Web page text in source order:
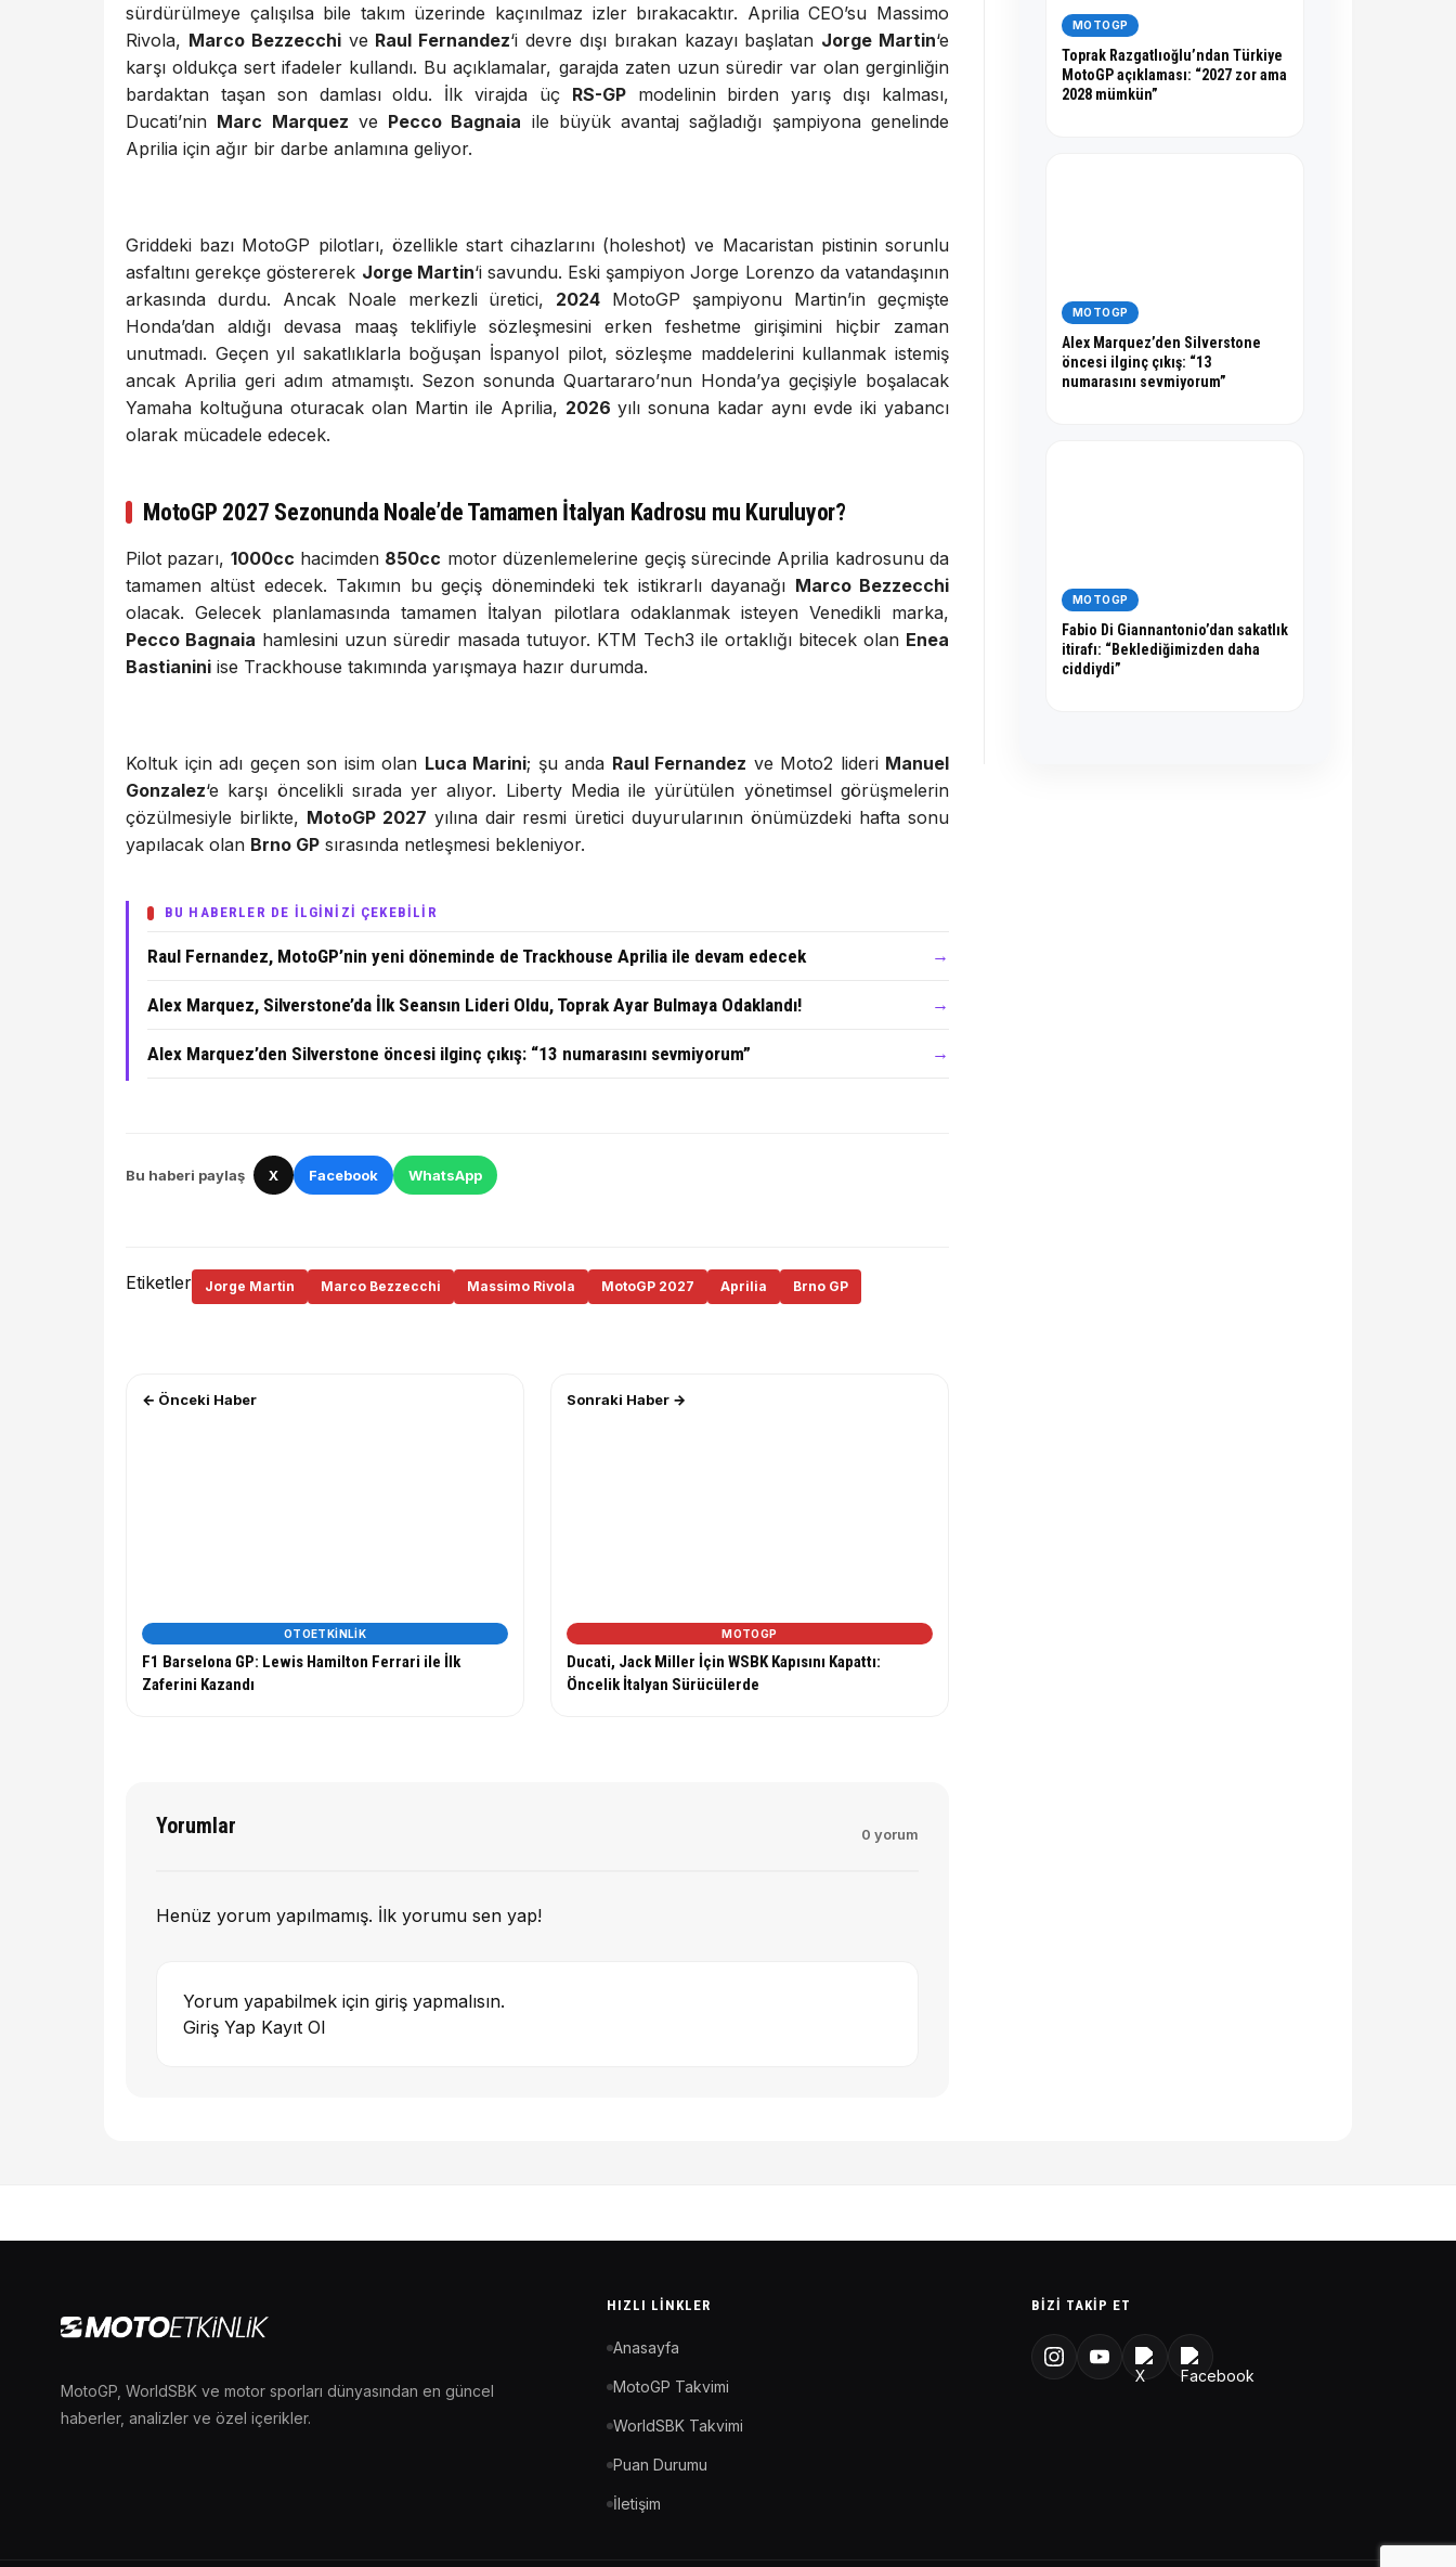
sürdürülmeye çalışılsa bile takım üzerinde kaçınılmaz izler bırakacaktır. Aprilia CEO’su Massimo
Rivola, Marco Bezzecchive Raul Fernandez‘i devre dışı bırakan kazayı başlatan Jorge Martin‘e
karşı oldukça sert ifadeler kullandı. Bu açıklamalar, garajda zaten uzun süredir var olan gerginliğin
bardaktan taşan son damlası oldu. İlk virajda üç RS-GPmodelinin birden yarış dışı kalması,
Ducati’nin Marc Marquez ve Pecco Bagnaia ile büyük avantaj sağladığı şampiyona genelinde
Aprilia için ağır bir darbe anlamına geliyor.
Griddeki bazı MotoGP pilotları, özellikle start cihazlarını (holeshot) ve Macaristan pistinin sorunlu
asfaltını gerekçe göstererek Jorge Martin‘i savundu. Eski şampiyon Jorge Lorenzo da vatandaşının
arkasında durdu. Ancak Noale merkezli üretici, 2024 MotoGP şampiyonu Martin’in geçmişte
Honda’dan aldığı devasa maaş teklifiyle sözleşmesini erken feshetme girişimini hiçbir zaman
unutmadı. Geçen yıl sakatlıklarla boğuşan İspanyol pilot, sözleşme maddelerini kullanmak istemiş
ancak Aprilia geri adım atmamıştı. Sezon sonunda Quartararo’nun Honda’ya geçişiyle boşalacak
Yamaha koltuğuna oturacak olan Martin ile Aprilia, 2026 yılı sonuna kadar aynı evde iki yabancı
olarak mücadele edecek.
MotoGP 2027 Sezonunda Noale’de Tamamen İtalyan Kadrosu mu Kuruluyor?
Pilot pazarı, 1000cc hacimden 850cc motor düzenlemelerine geçiş sürecinde Aprilia kadrosunu da
tamamen altüst edecek. Takımın bu geçiş dönemindeki tek istikrarlı dayanağı Marco Bezzecchi
olacak. Gelecek planlamasında tamamen İtalyan pilotlara odaklanmak isteyen Venedikli marka,
Pecco Bagnaia hamlesini uzun süredir masada tutuyor. KTM Tech3 ile ortaklığı bitecek olan Enea
Bastianini ise Trackhouse takımında yarışmaya hazır durumda.
Koltuk için adı geçen son isim olan Luca Marini; şu anda Raul Fernandez ve Moto2 lideri Manuel
Gonzalez‘e karşı öncelikli sırada yer alıyor. Liberty Media ile yürütülen yönetimsel görüşmelerin
çözülmesiyle birlikte, MotoGP 2027 yılına dair resmi üretici duyurularının önümüzdeki hafta sonu
yapılacak olan Brno GP sırasında netleşmesi bekleniyor.
BU HABERLER DE İLGİNİZİ ÇEKEBİLİR
Raul Fernandez, MotoGP’nin yeni döneminde de Trackhouse Aprilia ile devam edecek →
Alex Marquez, Silverstone’da İlk Seansın Lideri Oldu, Toprak Ayar Bulmaya Odaklandı! →
Alex Marquez’den Silverstone öncesi ilginç çıkış: “13 numarasını sevmiyorum” →
Bu haberi paylaş X Facebook WhatsApp
Etiketler Jorge Martin Marco Bezzecchi Massimo Rivola MotoGP 2027 Aprilia Brno GP
← Önceki Haber
OTOETKINLIK
F1 Barselona GP: Lewis Hamilton Ferrari ile İlk
Zaferini Kazandı
Sonraki Haber →
MOTOGP
Ducati, Jack Miller İçin WSBK Kapısını Kapattı:
Öncelik İtalyan Sürücülerde
Yorumlar 0 yorum
Henüz yorum yapılmamış. İlk yorumu sen yap!
Yorum yapabilmek için giriş yapmalısın.
Giriş Yap Kayıt Ol
MOTOGP
Toprak Razgatlıoğlu’ndan Türkiye
MotoGP açıklaması: “2027 zor ama
2028 mümkün”
MOTOGP
Alex Marquez’den Silverstone
öncesi ilginç çıkış: “13
numarasını sevmiyorum”
MOTOGP
Fabio Di Giannantonio’dan sakatlık
itirafı: “Beklediğimizden daha
ciddiydi”
MotoGP, WorldSBK ve motor sporları dünyasından en güncel
haberler, analizler ve özel içerikler.
HIZLI LINKLER
Anasayfa
MotoGP Takvimi
WorldSBK Takvimi
Puan Durumu
İletişim
BIZI TAKIP ET